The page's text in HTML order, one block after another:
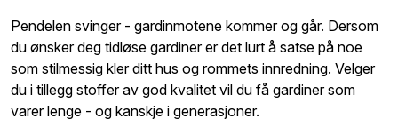
Pendelen svinger - gardinmotene kommer og går. Dersom
du ønsker deg tidløse gardiner er det lurt å satse på noe
som stilmessig kler ditt hus og rommets innredning. Velger
du i tillegg stoffer av god kvalitet vil du få gardiner som
varer lenge - og kanskje i generasjoner.